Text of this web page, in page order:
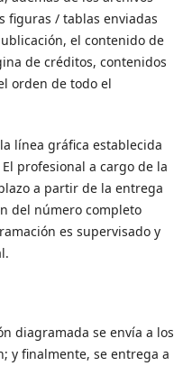
figuras / tablas enviadas
el contenido de
de créditos, contenidos
orden de todo el
línea gráfica establecida
profesional a cargo de la
a partir de la entrega
del número completo
es supervisado y
diagramada se envía a los
y finalmente, se entrega a